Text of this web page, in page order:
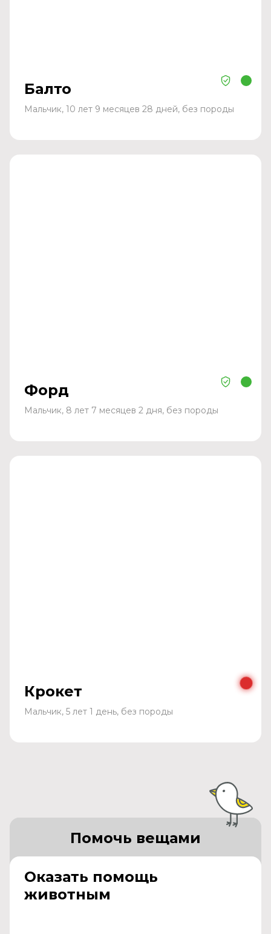
Балто
Мальчик, 10 лет 9 месяцев 28 дней, без породы
Форд
Мальчик, 8 лет 7 месяцев 2 дня, без породы
Крокет
Мальчик, 5 лет 1 день, без породы
Оказать помощь
животным
Помочь вещами